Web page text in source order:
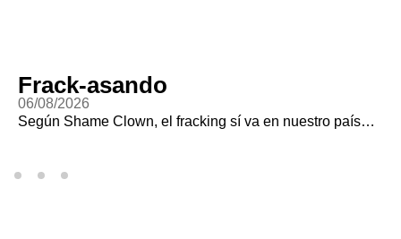
Frack-asando
06/08/2026
Según Shame Clown, el fracking sí va en nuestro país…